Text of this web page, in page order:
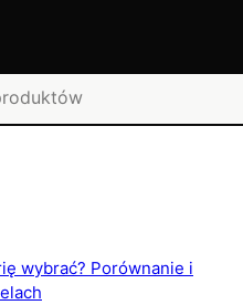
wybrać? Porównanie i